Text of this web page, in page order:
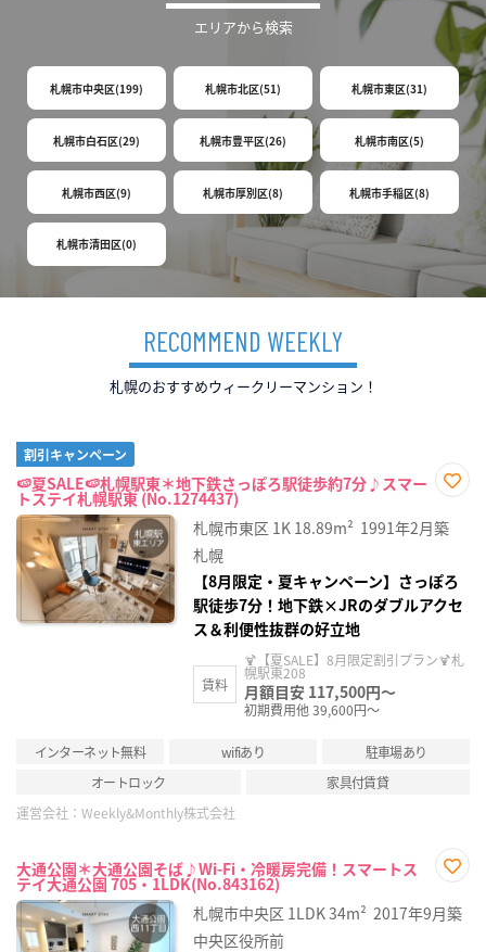
エリアから検索
札幌市中央区 199 札幌市北区 51 札幌市東区 31
札幌市白石区 29 札幌市豊平区 26 札幌市南区 5
札幌市西区 9 札幌市厚別区 8 札幌市手稲区 8
札幌市清田区 0
RECOMMEND WEEKLY
札幌のおすすめウィークリーマンション！
割引キャンペーン
🍉夏SALE🍉札幌駅東＊地下鉄さっぽろ駅徒歩約7分♪スマー
トステイ札幌駅東 (No.1274437)
に入
り登
札幌市東区 1K 18.89m² 1991年2月築
札幌
【8月限定・夏キャンペーン】さっぽろ
駅徒歩7分！地下鉄×JRのダブルアクセ
ス＆利便性抜群の好立地
賃料
🍹【夏SALE】8月限定割引プラン🍹札
幌駅東208
月額目安 117,500円～
初期費用他 39,600円～
インターネット無料 wifiあり
駐車場あり
オートロック
家具付賃貸
運営会社： Weekly&Monthly株式会社
大通公園＊大通公園そば♪Wi-Fi・冷暖房完備！スマートス
テイ大通公園 705・1LDK(No.843162)
に入
り登
札幌市中央区 1LDK34m² 2017年9月築
中央区役所前